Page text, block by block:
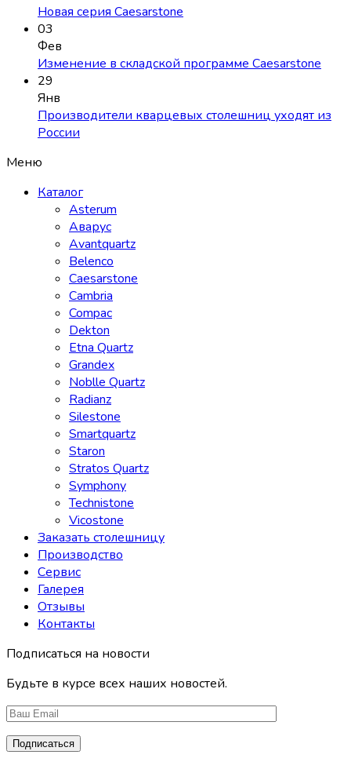
Новая серия Caesarstone
03
Фев
Изменение в складской программе Caesarstone
29
Янв
Производители кварцевых столешниц уходят из
России
Меню
Каталог
Asterum
Аварус
Avantquartz
Belenco
Caesarstone
Cambria
Compac
Dekton
Etna Quartz
Grandex
Noblle Quartz
Radianz
Silestone
Smartquartz
Staron
Stratos Quartz
Symphony
Technistone
Vicostone
Заказать столешницу
Производство
Сервис
Галерея
Отзывы
Контакты
Подписаться на новости
Будьте в курсе всех наших новостей.